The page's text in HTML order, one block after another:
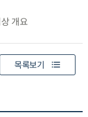
개요
목록보기